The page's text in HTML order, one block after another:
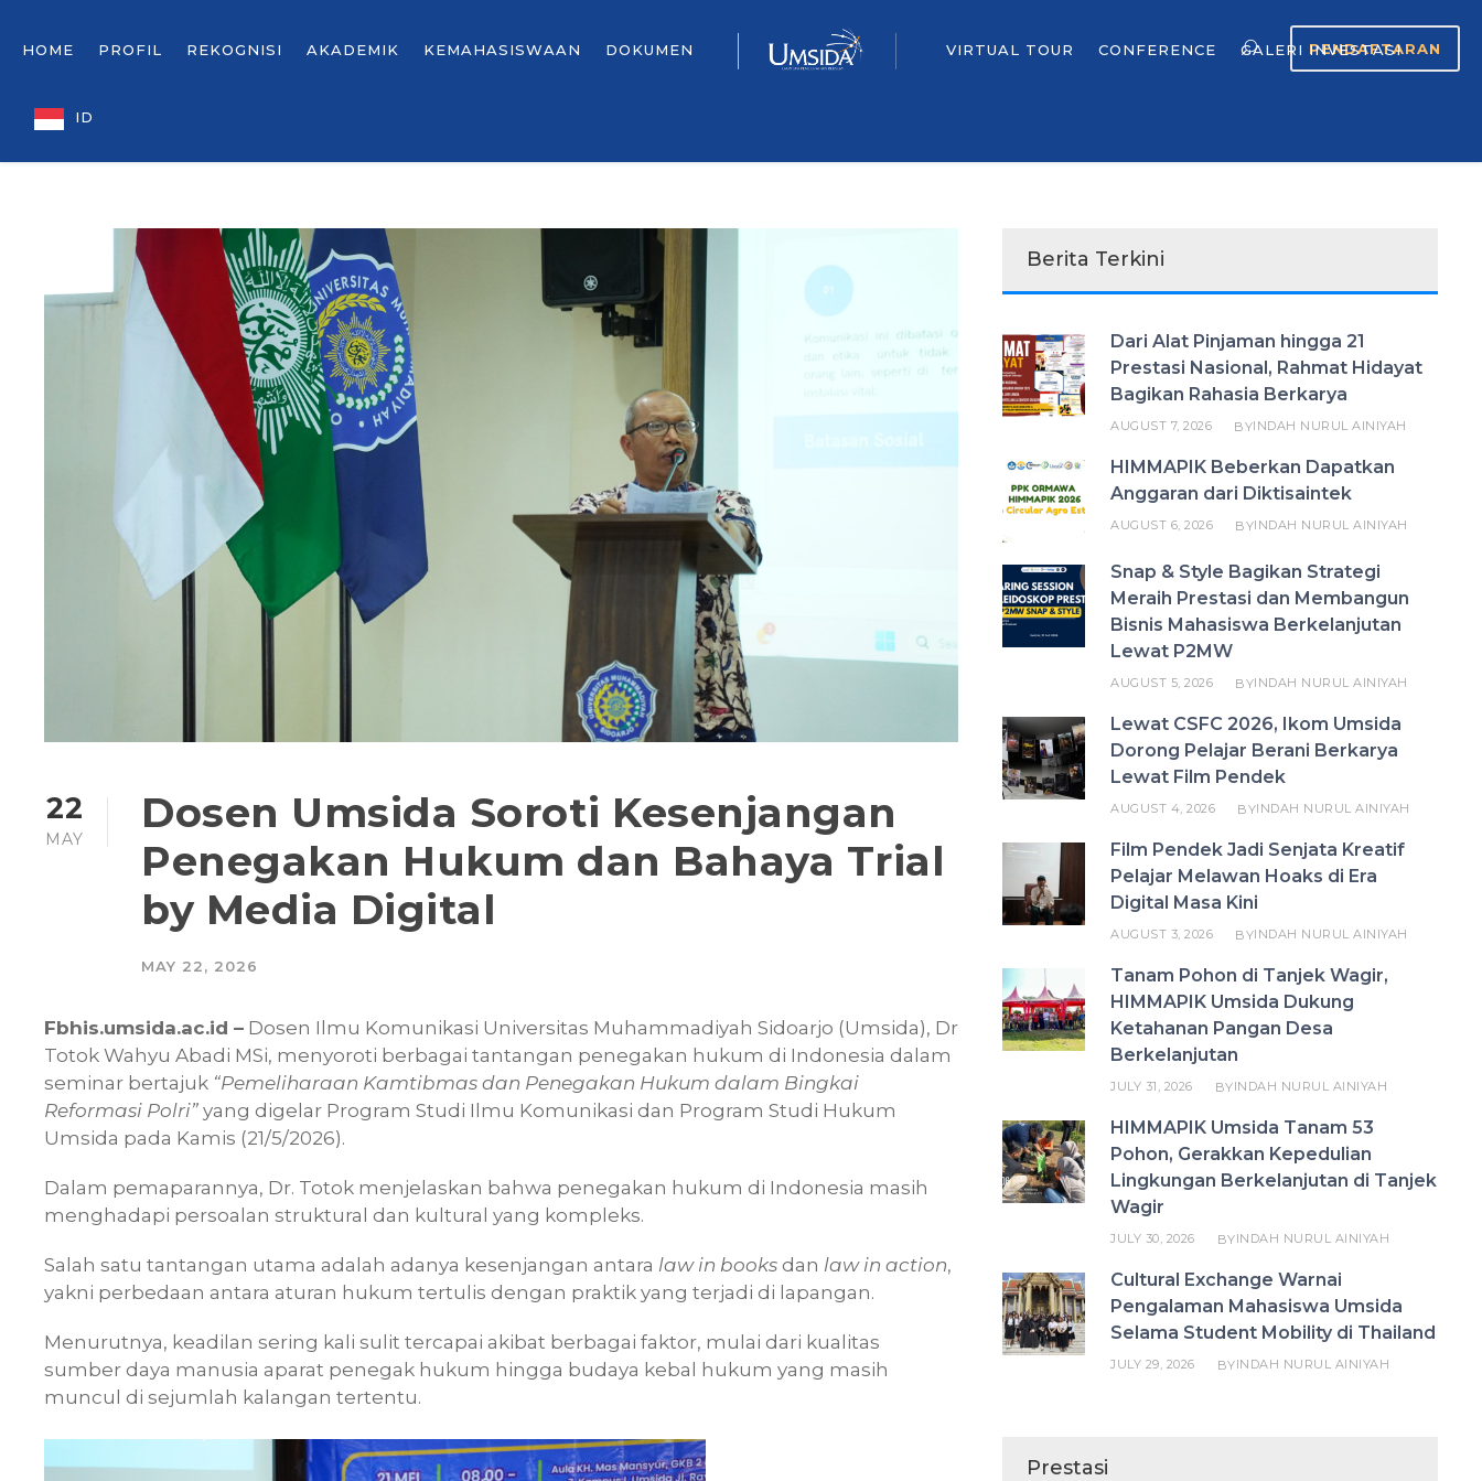
HOME PROFIL REKOGNISI AKADEMIK KEMAHASISWAAN DOKUMEN VIRTUAL TOUR CONFERENCE GALERI INVESTASI
ID
PENDAFTARAN
22
MAY
Dosen Umsida Soroti Kesenjangan
Penegakan Hukum dan Bahaya Trial
by Media Digital
MAY 22, 2026
Fbhis.umsida.ac.id – Dosen Ilmu Komunikasi Universitas Muhammadiyah Sidoarjo (Umsida), Dr
Totok Wahyu Abadi MSi, menyoroti berbagai tantangan penegakan hukum di Indonesia dalam
seminar bertajuk “Pemeliharaan Kamtibmas dan Penegakan Hukum dalam Bingkai
Reformasi Polri” yang digelar Program Studi Ilmu Komunikasi dan Program Studi Hukum
Umsida pada Kamis (21/5/2026).
Dalam pemaparannya, Dr. Totok menjelaskan bahwa penegakan hukum di Indonesia masih
menghadapi persoalan struktural dan kultural yang kompleks.
Salah satu tantangan utama adalah adanya kesenjangan antara law in books dan law in action,
yakni perbedaan antara aturan hukum tertulis dengan praktik yang terjadi di lapangan.
Menurutnya, keadilan sering kali sulit tercapai akibat berbagai faktor, mulai dari kualitas
sumber daya manusia aparat penegak hukum hingga budaya kebal hukum yang masih
muncul di sejumlah kalangan tertentu.
Berita Terkini
Dari Alat Pinjaman hingga 21
Prestasi Nasional, Rahmat Hidayat
Bagikan Rahasia Berkarya
AUGUST 7, 2026 BYINDAH NURUL AINIYAH
HIMMAPIK Beberkan Dapatkan
Anggaran dari Diktisaintek
AUGUST 6, 2026 BYINDAH NURUL AINIYAH
Snap & Style Bagikan Strategi
Meraih Prestasi dan Membangun
Bisnis Mahasiswa Berkelanjutan
Lewat P2MW
AUGUST 5, 2026 BYINDAH NURUL AINIYAH
Lewat CSFC 2026, Ikom Umsida
Dorong Pelajar Berani Berkarya
Lewat Film Pendek
AUGUST 4, 2026 BYINDAH NURUL AINIYAH
Film Pendek Jadi Senjata Kreatif
Pelajar Melawan Hoaks di Era
Digital Masa Kini
AUGUST 3, 2026 BYINDAH NURUL AINIYAH
Tanam Pohon di Tanjek Wagir,
HIMMAPIK Umsida Dukung
Ketahanan Pangan Desa
Berkelanjutan
JULY 31, 2026 BYINDAH NURUL AINIYAH
HIMMAPIK Umsida Tanam 53
Pohon, Gerakkan Kepedulian
Lingkungan Berkelanjutan di Tanjek
Wagir
JULY 30, 2026 BYINDAH NURUL AINIYAH
Cultural Exchange Warnai
Pengalaman Mahasiswa Umsida
Selama Student Mobility di Thailand
JULY 29, 2026 BYINDAH NURUL AINIYAH
Prestasi